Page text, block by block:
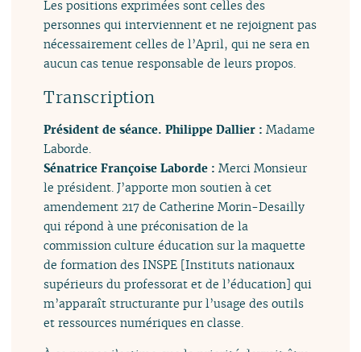
Les positions exprimées sont celles des
personnes qui interviennent et ne rejoignent pas
nécessairement celles de l’April, qui ne sera en
aucun cas tenue responsable de leurs propos.
Transcription
Président de séance. Philippe Dallier :Madame
Laborde.
Sénatrice Françoise Laborde :Merci Monsieur
le président. J’apporte mon soutien à cet
amendement 217 de Catherine Morin-Desailly
qui répond à une préconisation de la
commission culture éducation sur la maquette
de formation des INSPE [Instituts nationaux
supérieurs du professorat et de l’éducation] qui
m’apparaît structurante pur l’usage des outils
et ressources numériques en classe.